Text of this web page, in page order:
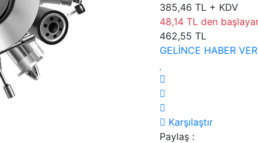
385,46 TL + KDV
48,14 TL den
462,55 TL
GELİNCE HABER VER
Karşılaştır
Paylaş :